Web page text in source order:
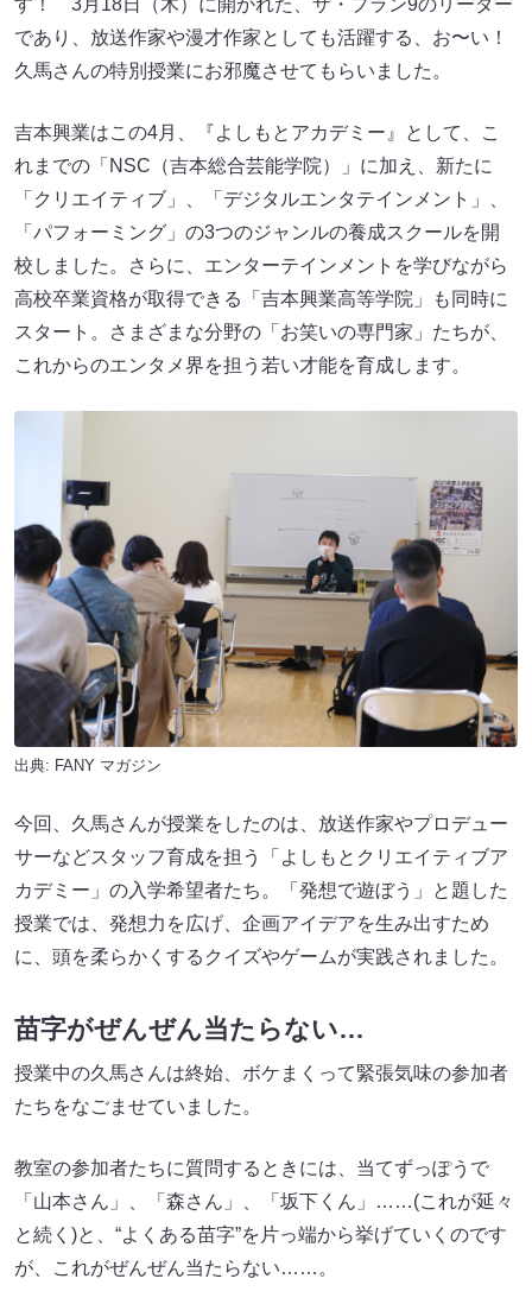
す！ 3月18日（木）に開かれた、ザ・プラン9のリーダー
であり、放送作家や漫才作家としても活躍する、お〜い！
久馬さんの特別授業にお邪魔させてもらいました。
吉本興業はこの4月、『よしもとアカデミー』として、こ
れまでの「NSC（吉本総合芸能学院）」に加え、新たに
「クリエイティブ」、「デジタルエンタテインメント」、
「パフォーミング」の3つのジャンルの養成スクールを開
校しました。さらに、エンターテインメントを学びながら
高校卒業資格が取得できる「吉本興業高等学院」も同時に
スタート。さまざまな分野の「お笑いの専門家」たちが、
これからのエンタメ界を担う若い才能を育成します。
出典: FANY マガジン
今回、久馬さんが授業をしたのは、放送作家やプロデュー
サーなどスタッフ育成を担う「よしもとクリエイティブア
カデミー」の入学希望者たち。「発想で遊ぼう」と題した
授業では、発想力を広げ、企画アイデアを生み出すため
に、頭を柔らかくするクイズやゲームが実践されました。
苗字がぜんぜん当たらない…
授業中の久馬さんは終始、ボケまくって緊張気味の参加者
たちをなごませていました。
教室の参加者たちに質問するときには、当てずっぽうで
「山本さん」、「森さん」、「坂下くん」……(これが延々
と続く)と、“よくある苗字”を片っ端から挙げていくのです
が、これがぜんぜん当たらない……。